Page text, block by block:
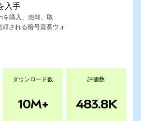
入手
購入、売却、取
される暗号資産ウォ
ダウンロード数
10M+
評価数
483.8K